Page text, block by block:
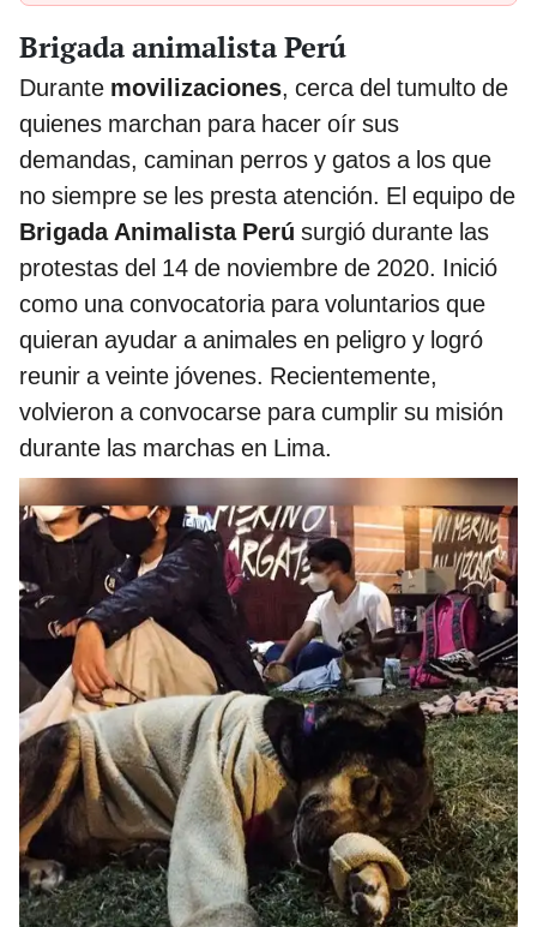
Brigada animalista Perú
Durante movilizaciones, cerca del tumulto de
quienes marchan para hacer oír sus
demandas, caminan perros y gatos a los que
no siempre se les presta atención. El equipo de
Brigada Animalista Perú surgió durante las
protestas del 14 de noviembre de 2020. Inició
como una convocatoria para voluntarios que
quieran ayudar a animales en peligro y logró
reunir a veinte jóvenes. Recientemente,
volvieron a convocarse para cumplir su misión
durante las marchas en Lima.